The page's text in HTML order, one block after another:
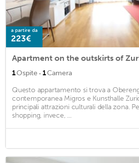
a partire da
223€
Apartment on the outskirts of
1Ospite · 1Camera
Questo appartamento si trova a
contemporanea Migros e Kunsthalle
principali attrazioni culturali della zona.
shopping, invece, ...